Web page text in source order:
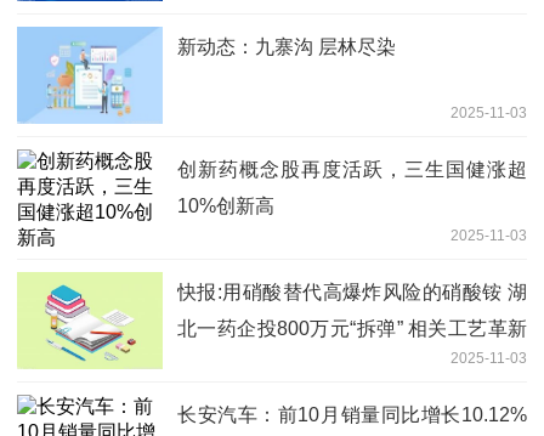
新动态：九寨沟 层林尽染
2025-11-03
创新药概念股再度活跃，三生国健涨超
10%创新高
2025-11-03
快报:用硝酸替代高爆炸风险的硝酸铵 湖
北一药企投800万元“拆弹” 相关工艺革新
2025-11-03
长安汽车：前10月销量同比增长10.12%